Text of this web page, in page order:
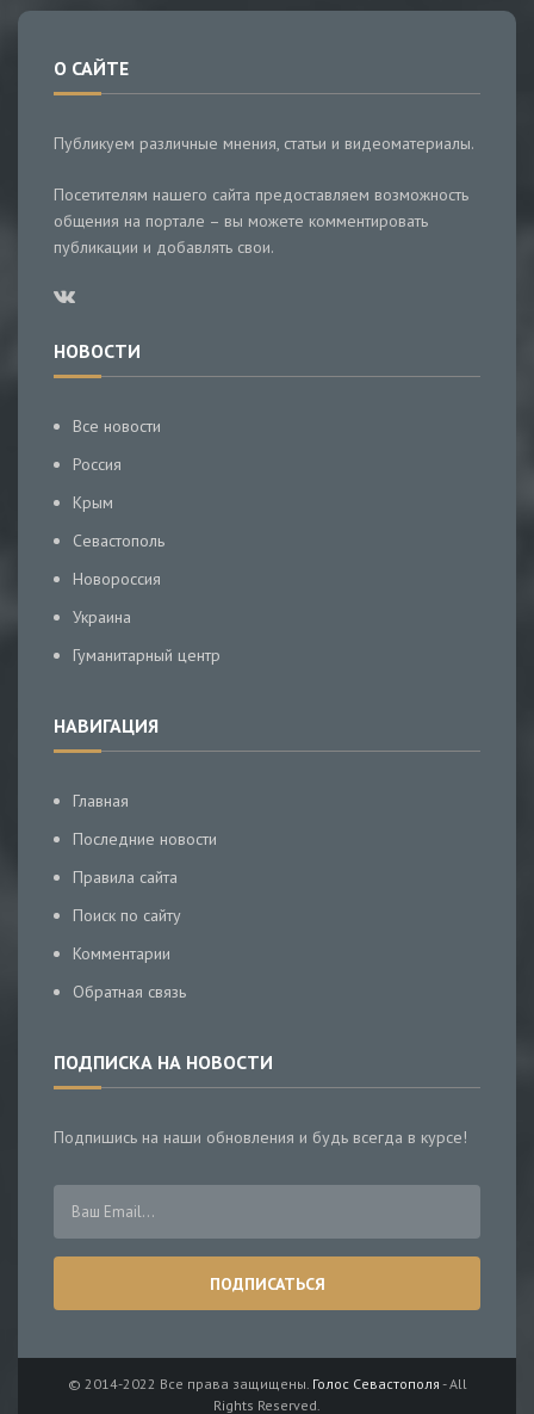
О САЙТЕ
Публикуем различные мнения, статьи и видеоматериалы.
Посетителям нашего сайта предоставляем возможность
общения на портале – вы можете комментировать
публикации и добавлять свои.
НОВОСТИ
Все новости
Россия
Крым
Севастополь
Новороссия
Украина
Гуманитарный центр
НАВИГАЦИЯ
Главная
Последние новости
Правила сайта
Поиск по сайту
Комментарии
Обратная связь
ПОДПИСКА НА НОВОСТИ
Подпишись на наши обновления и будь всегда в курсе!
© 2014-2022 Все права защищены. Голос Севастополя - All
Rights Reserved.